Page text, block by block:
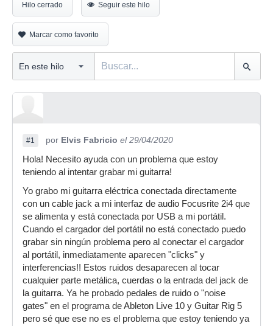
Hilo cerrado Seguir este hilo
Marcar como favorito
#1 por Elvis Fabricio el 29/04/2020
Hola! Necesito ayuda con un problema que estoy
teniendo al intentar grabar mi guitarra!
Yo grabo mi guitarra eléctrica conectada directamente
con un cable jack a mi interfaz de audio Focusrite 2i4 que
se alimenta y está conectada por USB a mi portátil.
Cuando el cargador del portátil no está conectado puedo
grabar sin ningún problema pero al conectar el cargador
al portátil, inmediatamente aparecen "clicks" y
interferencias!! Estos ruidos desaparecen al tocar
cualquier parte metálica, cuerdas o la entrada del jack de
la guitarra. Ya he probado pedales de ruido o "noise
gates" en el programa de Ableton Live 10 y Guitar Rig 5
pero sé que ese no es el problema que estoy teniendo ya